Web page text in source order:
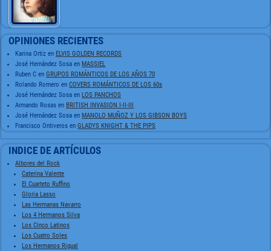
OPINIONES RECIENTES
Karina Ortiz enELVIS GOLDEN RECORDS
José Hernández Sosa enMASSIEL
Ruben C enGRUPOS ROMÁNTICOS DE LOS AÑOS 70
Rolando Romero enCOVERS ROMÁNTICOS DE LOS 60s
José Hernández Sosa enLOS PANCHOS
Armando Rosas enBRITISH INVASION I-II-III
José Hernández Sosa enMANOLO MUÑOZ Y LOS GIBSON BOYS
Francisco Ontiveros enGLADYS KNIGHT & THE PIPS
INDICE DE ARTÍCULOS
Albores del Rock
Caterina Valente
El Cuarteto Ruffino
Gloria Lasso
Las Hermanas Navarro
Los 4 Hermanos Silva
Los Cinco Latinos
Los Cuatro Soles
Los Hermanos Rigual